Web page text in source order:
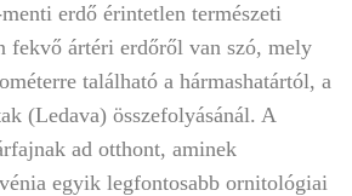
erdő érintetlen természeti
fekvő ártéri erdőről van szó, mely
található a hármashatártól, a
(Ledava) összefolyásánál. A
ad otthont, aminek
egyik legfontosabb ornitológiai